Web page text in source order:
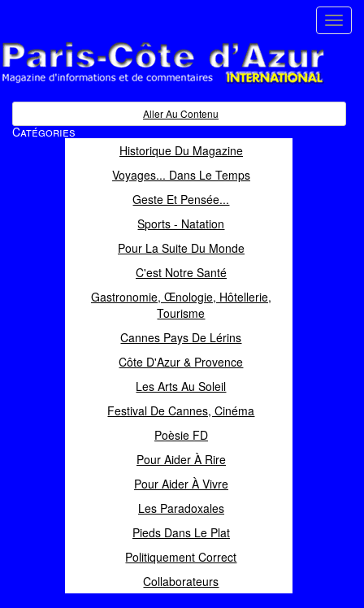
Magazine d'informations et de commentaires
Aller Au Contenu
Catégories
Historique Du Magazine
Voyages... Dans Le Temps
Geste Et Pensée...
Sports - Natation
Pour La Suite Du Monde
C'est Notre Santé
Gastronomie, Œnologie, Hôtellerie,
Tourisme
Cannes Pays De Lérins
Côte D'Azur & Provence
Les Arts Au Soleil
Festival De Cannes, Cinéma
Poèsie FD
Pour Aider À Rire
Pour Aider À Vivre
Les Paradoxales
Pieds Dans Le Plat
Politiquement Correct
Collaborateurs